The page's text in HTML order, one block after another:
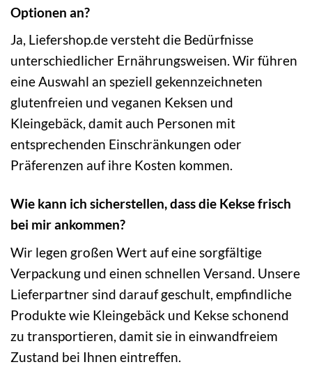
Optionen an?
Ja, Liefershop.de versteht die Bedürfnisse
unterschiedlicher Ernährungsweisen. Wir führen
eine Auswahl an speziell gekennzeichneten
glutenfreien und veganen Keksen und
Kleingebäck, damit auch Personen mit
entsprechenden Einschränkungen oder
Präferenzen auf ihre Kosten kommen.
Wie kann ich sicherstellen, dass die Kekse frisch
bei mir ankommen?
Wir legen großen Wert auf eine sorgfältige
Verpackung und einen schnellen Versand. Unsere
Lieferpartner sind darauf geschult, empfindliche
Produkte wie Kleingebäck und Kekse schonend
zu transportieren, damit sie in einwandfreiem
Zustand bei Ihnen eintreffen.